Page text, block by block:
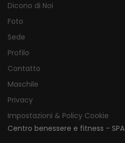
Dicono di Noi
Foto
Sede
Profilo
Contatto
Maschile
Privacy
Impostazioni & Policy Cookie
Centro benessere e fitness - SPA